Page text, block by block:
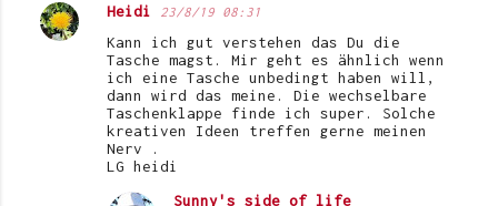
K
Heidi 23/8/19 08:31
Kann ich gut verstehen das Du die
Tasche magst. Mir geht es ähnlich wenn
ich eine Tasche unbedingt haben will,
dann wird das meine. Die wechselbare
Taschenklappe finde ich super. Solche
kreativen Ideen treffen gerne meinen
Nerv .
LG heidi
Sunny's side of life